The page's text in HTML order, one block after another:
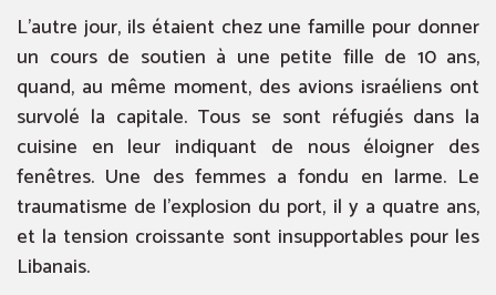
L’autre jour, ils étaient chez une famille pour donner
un cours de soutien à une petite fille de 10 ans,
quand, au même moment, des avions israéliens ont
survolé la capitale. Tous se sont réfugiés dans la
cuisine en leur indiquant de nous éloigner des
fenêtres. Une des femmes a fondu en larme. Le
traumatisme de l’explosion du port, il y a quatre ans,
et la tension croissante sont insupportables pour les
Libanais.